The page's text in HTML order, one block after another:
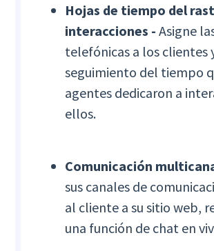
Hojas de tiempo del
interacciones -Asigne
telefónicas a los clientes
seguimiento del tiempo
agentes dedicaron a
ellos.
Comunicación
sus canales de
al cliente a su sitio web,
una función de chat en